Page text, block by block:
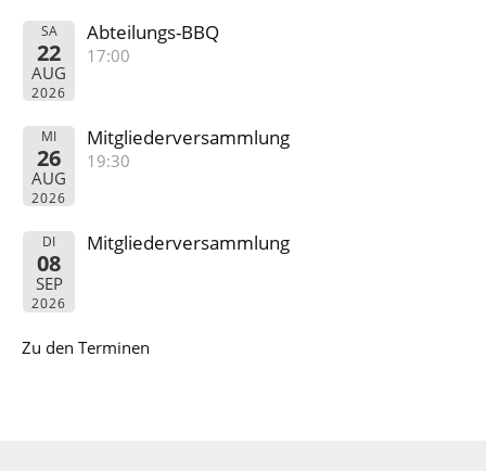
SA
22
AUG
2026
Abteilungs-BBQ
17:00
MI
26
AUG
2026
Mitgliederversammlung
19:30
DI
08
SEP
2026
Mitgliederversammlung
Zu den Terminen